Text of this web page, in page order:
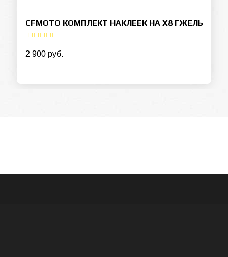
CFMOTO КОМПЛЕКТ НАКЛЕЕК НА X8 ГЖЕЛЬ
2 900 руб.